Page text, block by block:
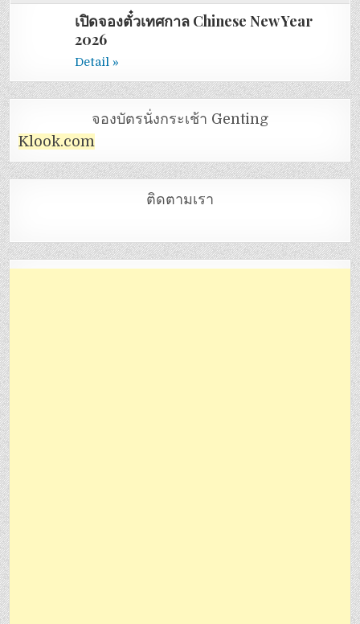
เปิดจองตั๋วเทศกาล Chinese New Year
2026
Detail »
จองบัตรนั่งกระเช้า Genting
Klook.com
ติดตามเรา